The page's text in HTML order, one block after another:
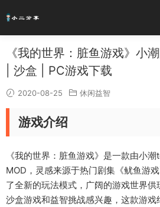
《我的世界：脏鱼游戏》小
| 沙盒 | PC游戏下载
2020-08-25 休闲益智
游戏介绍
《我的世界：脏鱼游戏》是一款由小
MOD，灵感来源于热门剧集《鱿鱼游
了全新的玩法模式，广阔的游戏世界
沙盒游戏和益智挑战感兴趣，这款游戏